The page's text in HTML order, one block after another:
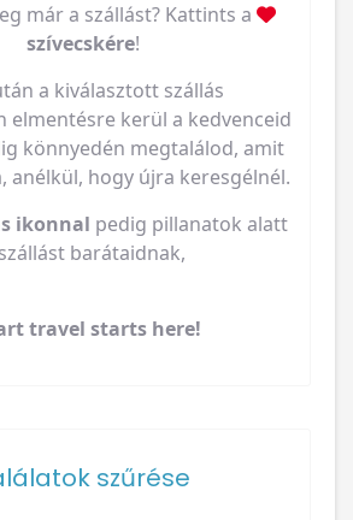
már a szállást? Kattints a
szívecskére!
a kiválasztott szállás
elmentésre kerül a kedvenceid
könnyedén megtalálod, amit
anélkül, hogy újra keresgélnél.
ikonnal pedig pillanatok alatt
barátaidnak,
travel starts here!
szűrése